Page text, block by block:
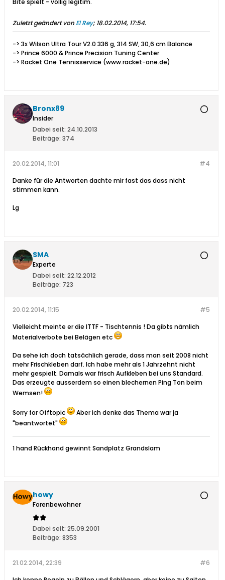
Bite spielt - völlig legitim.
Zuletzt geändert von El Rey; 18.02.2014, 17:54.
-> 3x Wilson Ultra Tour V2.0 336 g, 314 SW, 30,6 cm Balance
-> Prince 6000 & Prince Precision Tuning Center
-> Racket One Tennisservice (www.racket-one.de)
Bronx89
Insider
Dabei seit: 24.10.2013
Beiträge: 374
#4
20.02.2014, 11:01
Danke für die Antworten dachte mir fast das dass nicht
stimmen kann.
Lg
SMA
Experte
Dabei seit: 22.12.2012
Beiträge: 723
#5
20.02.2014, 11:15
Vielleicht meinte er die ITTF - Tischtennis ! Da gibts nämlich
Materialverbote bei Belägen etc
Da sehe ich doch tatsächlich gerade, dass man seit 2008 nicht
mehr Frischkleben darf. Ich habe mehr als 1 Jahrzehnt nicht
mehr gespielt. Damals war frisch Aufkleben bei uns Standard.
Das erzeugte ausserdem so einen blechernen Ping Ton beim
Wemsen!
Sorry for Offtopic
Aber ich denke das Thema war ja
"beantwortet"
1 hand Rückhand gewinnt Sandplatz Grandslam
howy
Forenbewohner
Dabei seit: 25.09.2001
Beiträge: 8353
#6
21.02.2014, 22:39